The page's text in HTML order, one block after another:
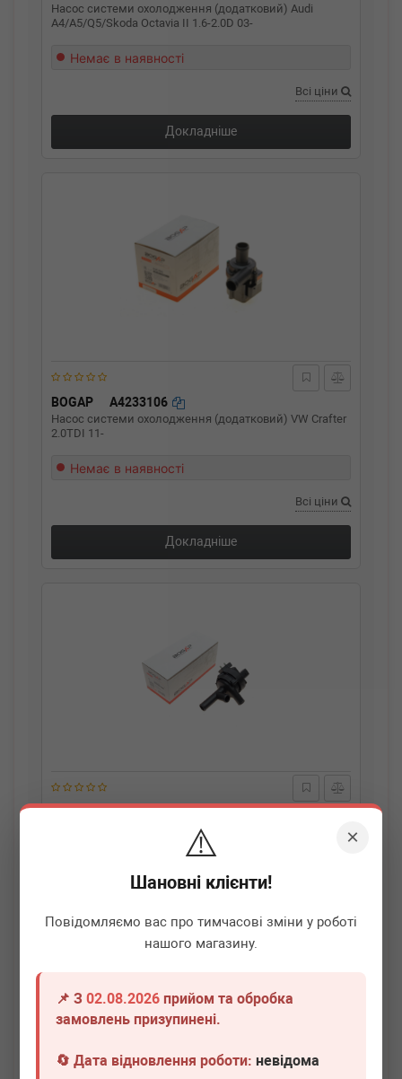
×
⚠️
Шановні клієнти!
Повідомляємо вас про тимчасові зміни у роботі
нашого магазину.
📌 З02.08.2026 прийом та обробка
замовлень призупинені.
🔄 Дата відновлення роботи:невідома
Насос системи охолодження (додатковий) Audi
A4/A5/Q5/Skoda Octavia II 1.6-2.0D 03-
Немає в наявності
Всі ціни
Докладніше
BOGAP A4233106
Насос системи охолодження (додатковий) VW Crafter
2.0TDI 11-
Немає в наявності
Всі ціни
Докладніше
BOGAP C4233102
Насос системи охолодження (додатковий) MB S-class
Немає в наявності
Докладніше